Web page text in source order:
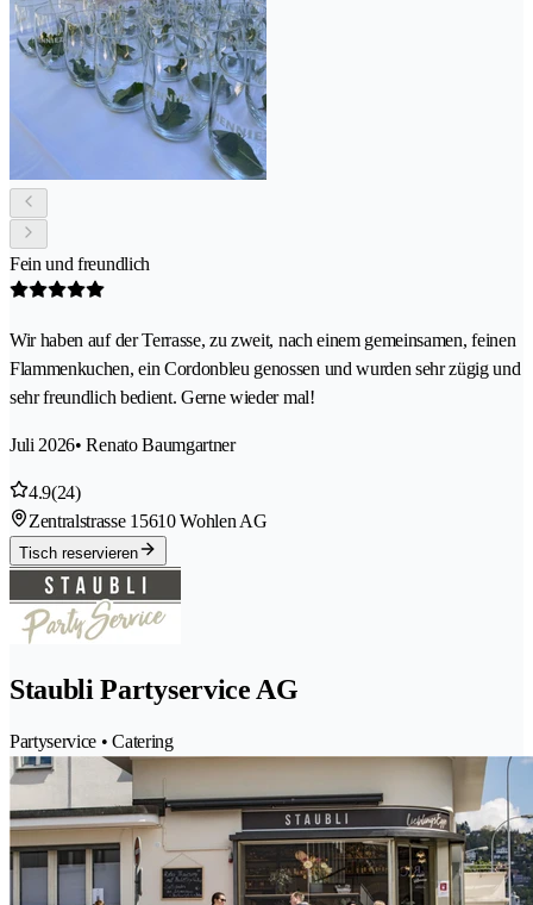
Fein und freundlich
Wir haben auf der Terrasse, zu zweit, nach einem gemeinsamen, feinen
Flammenkuchen, ein Cordonbleu genossen und wurden sehr zügig und
sehr freundlich bedient. Gerne wieder mal!
Juli 2026• Renato Baumgartner
4.9(24)
Zentralstrasse 1 5610 Wohlen AG
Tisch reservieren
Staubli Partyservice AG
Partyservice • Catering